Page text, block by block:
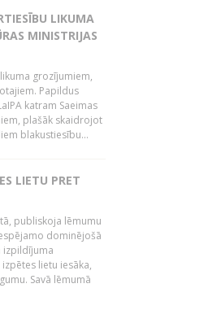
LIKUMA
MINISTRIJAS
grozījumiem,
Papildus
katram Saeimas
plašāk skaidrojot
blakustiesību...
LIETU PRET
publiskoja lēmumu
dominējošā
izpildījuma
lietu iesāka,
Savā lēmumā